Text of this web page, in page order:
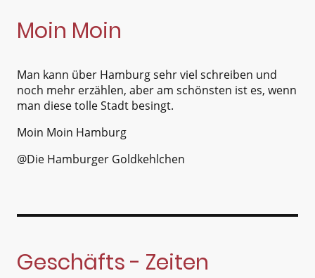
Moin Moin
Man kann über Hamburg sehr viel schreiben und
noch mehr erzählen, aber am schönsten ist es, wenn
man diese tolle Stadt besingt.
Moin Moin Hamburg
@Die Hamburger Goldkehlchen
Geschäfts - Zeiten